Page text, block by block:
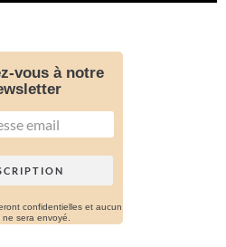
vous à notre
confidentielles et aucun
ne sera envoyé.